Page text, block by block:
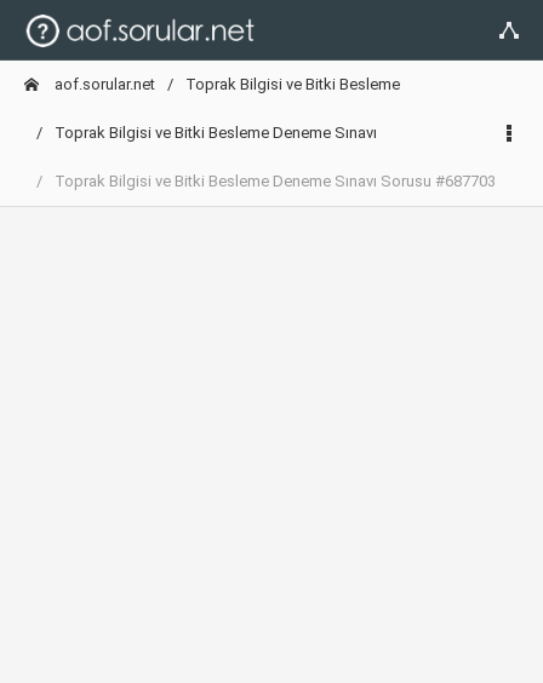
aof.sorular.net Toprak Bilgisi ve Bitki Besleme
Toprak Bilgisi ve Bitki Besleme Deneme Sınavı
Toprak Bilgisi ve Bitki Besleme Deneme Sınavı Sorusu #687703